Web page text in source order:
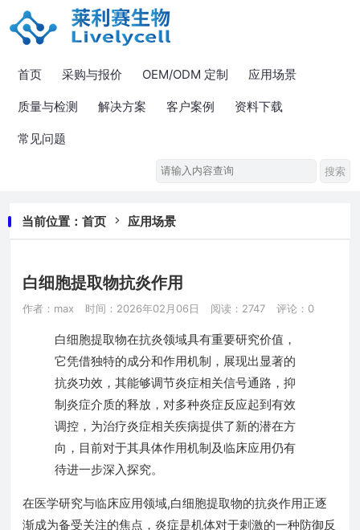
首页 采购与报价 OEM/ODM 定制 应用场景
质量与检测 解决方案 客户案例 资料下载
常见问题
当前位置： 首页 应用场景
白细胞提取物抗炎作用
作者：max 时间：2026年02月06日 阅读：2747 评论：0
白细胞提取物在抗炎领域具有重要研究价值，
它凭借独特的成分和作用机制，展现出显著的
抗炎功效，其能够调节炎症相关信号通路，抑
制炎症介质的释放，对多种炎症反应起到有效
调控，为治疗炎症相关疾病提供了新的潜在方
向，目前对于其具体作用机制及临床应用仍有
待进一步深入探究。
在医学研究与临床应用领域,白细胞提取物的抗炎作用正逐
渐成为备受关注的焦点，炎症是机体对于刺激的一种防御反